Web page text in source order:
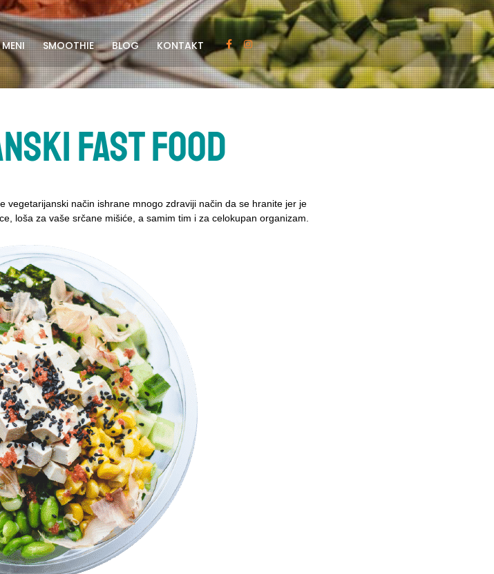
MENI SMOOTHIE BLOG KONTAKT
fast food
vegetarijanski način ishrane mnogo zdraviji način da se hranite jer je
loša za vaše srčane mišiće, a samim tim i za celokupan organizam.